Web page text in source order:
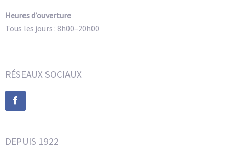
Heures d’ouverture
Tous les jours : 8h00–20h00
RÉSEAUX SOCIAUX
DEPUIS 1922